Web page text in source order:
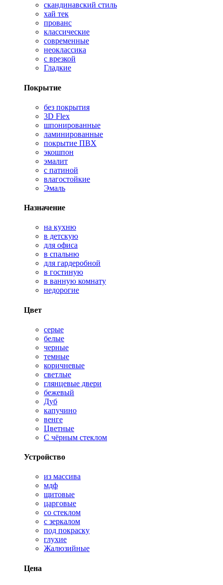
скандинавский стиль
хай тек
прованс
классические
современные
неоклассика
с врезкой
Гладкие
Покрытие
без покрытия
3D Flex
шпонированные
ламинированные
покрытие ПВХ
экошпон
эмалит
с патиной
влагостойкие
Эмаль
Назначение
на кухню
в детскую
для офиса
в спальню
для гардеробной
в гостиную
в ванную комнату
недорогие
Цвет
серые
белые
черные
темные
коричневые
светлые
глянцевые двери
бежевый
Дуб
капучино
венге
Цветные
С чёрным стеклом
Устройство
из массива
мдф
щитовые
царговые
со стеклом
с зеркалом
под покраску
глухие
Жалюзийные
Цена